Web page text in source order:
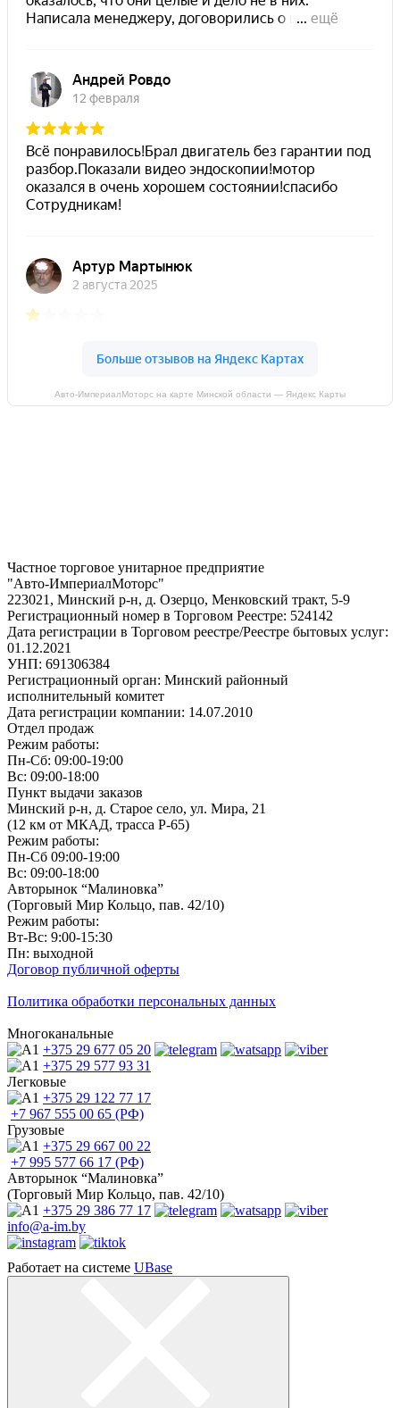
Авто-ИмпериалМоторс на карте Минской области — Яндекс Карты
Частное торговое унитарное предприятие
"Авто-ИмпериалМоторс"
223021, Минский р-н, д. Озерцо, Менковский тракт, 5-9
Регистрационный номер в Торговом Реестре: 524142
Дата регистрации в Торговом реестре/Реестре бытовых услуг:
01.12.2021
УНП: 691306384
Регистрационный орган: Минский районный
исполнительный комитет
Дата регистрации компании: 14.07.2010
Отдел продаж
Режим работы:
Пн-Сб: 09:00-19:00
Вс: 09:00-18:00
Пункт выдачи заказов
Минский р-н, д. Старое село, ул. Мира, 21
(12 км от МКАД, трасса P-65)
Режим работы:
Пн-Сб 09:00-19:00
Вс: 09:00-18:00
Авторынок “Малиновка”
(Торговый Мир Кольцо, пав. 42/10)
Режим работы:
Вт-Вс: 9:00-15:30
Пн: выходной
Договор публичной оферты
Политика обработки персональных данных
Многоканальные
+375 29 677 05 20
+375 29 577 93 31
Легковые
+375 29 122 77 17
+7 967 555 00 65 (РФ)
Грузовые
+375 29 667 00 22
+7 995 577 66 17 (РФ)
Авторынок “Малиновка”
(Торговый Мир Кольцо, пав. 42/10)
+375 29 386 77 17
info@a-im.by
Работает на системе UBase